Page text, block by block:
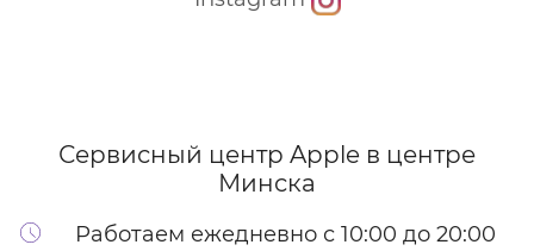
Сервисный центр Apple в центре
Минска
Работаем ежедневно с 10:00 до 20:00